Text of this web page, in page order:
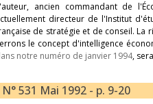
ancien commandant de
directeur de l'Institut
de stratégie et de conseil. La
le concept d'intelligence
notre numéro de janvier 1994,
N° 531 Mai 1992 - p. 9-20